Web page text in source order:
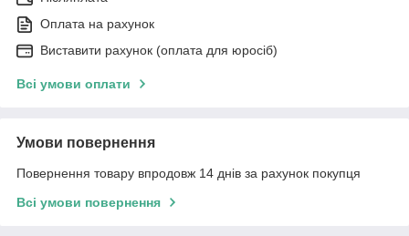
Оплата на рахунок
Виставити рахунок (оплата для юросіб)
Всі умови оплати
Умови повернення
Повернення товару впродовж 14 днів за рахунок покупця
Всі умови повернення